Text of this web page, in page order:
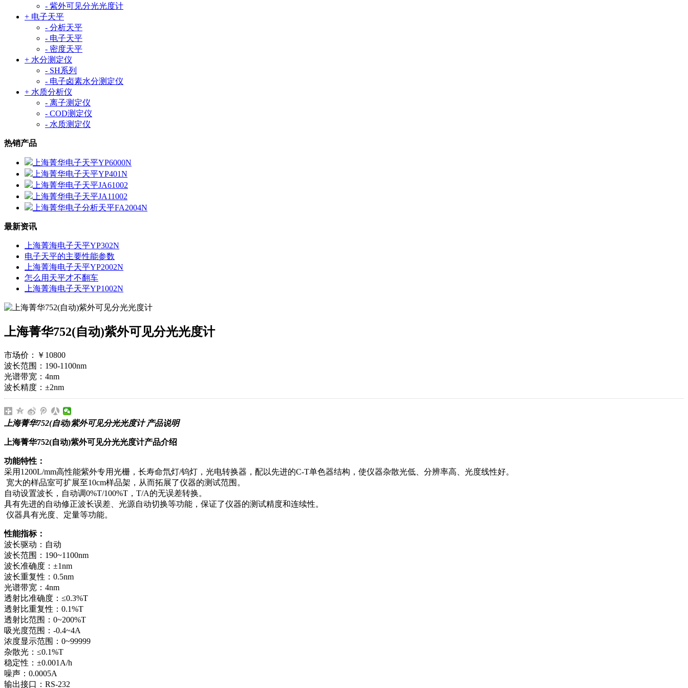
- 紫外可见分光光度计
+ 电子天平
- 分析天平
- 电子天平
- 密度天平
+ 水分测定仪
- SH系列
- 电子卤素水分测定仪
+ 水质分析仪
- 离子测定仪
- COD测定仪
- 水质测定仪
热销产品
上海菁华电子天平YP6000N
上海菁华电子天平YP401N
上海菁华电子天平JA61002
上海菁华电子天平JA11002
上海菁华电子分析天平FA2004N
最新资讯
上海菁海电子天平YP302N
电子天平的主要性能参数
上海菁海电子天平YP2002N
怎么用天平才不翻车
上海菁海电子天平YP1002N
上海菁华752(自动)紫外可见分光光度计
市场价：
￥10800
波长范围：190-1100nm
光谱带宽：4nm
波长精度：±2nm
上海菁华752(自动)紫外可见分光光度计 产品说明
上海菁华752(自动)紫外可见分光光度计产品介绍
功能特性：
采用1200L/mm高性能紫外专用光栅，长寿命氘灯/钨灯，光电转换器，配以先进的C-T单色器结构，使仪器杂散光低、分辨率高、光度线性好。
宽大的样品室可扩展至10cm样品架，从而拓展了仪器的测试范围。
自动设置波长，自动调0%T/100%T，T/A的无误差转换。
具有先进的自动修正波长误差、光源自动切换等功能，保证了仪器的测试精度和连续性。
仪器具有光度、定量等功能。
性能指标：
波长驱动：自动
波长范围：190~1100nm
波长准确度：±1nm
波长重复性：0.5nm
光谱带宽：4nm
透射比准确度：≤0.3%T
透射比重复性：0.1%T
透射比范围：0~200%T
吸光度范围：-0.4~4A
浓度显示范围：0~99999
杂散光：≤0.1%T
稳定性：±0.001A/h
噪声：0.0005A
输出接口：RS-232